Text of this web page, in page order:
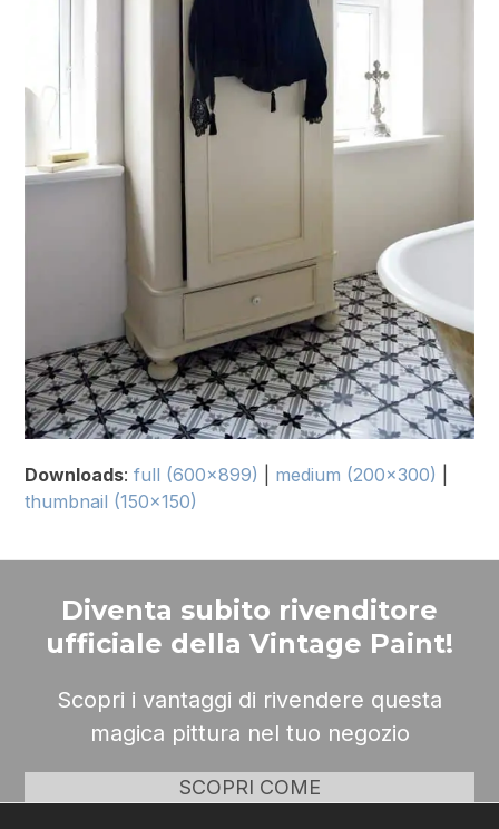
Downloads:full (600x899) medium (200x300)
thumbnail (150x150)
Diventa subito rivenditore
ufficiale della Vintage Paint!
Scopri i vantaggi di rivendere questa
magica pittura nel tuo negozio
SCOPRI COME